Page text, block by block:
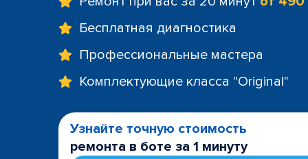
Бесплатная диагностика
Профессиональные мастера
Комплектующие класса "Original"
Узнайте точную стоимость
ремонта в боте за 1 минуту